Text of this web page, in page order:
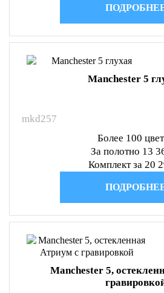
Manchester 5
mkd257
Более 100
За полотно 13
Комплект за 20
Manchester 5,